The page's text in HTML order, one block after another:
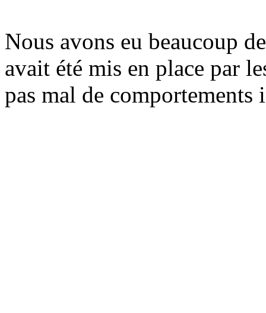
Nous avons eu beaucoup
avait été mis en place par
pas mal de comportements